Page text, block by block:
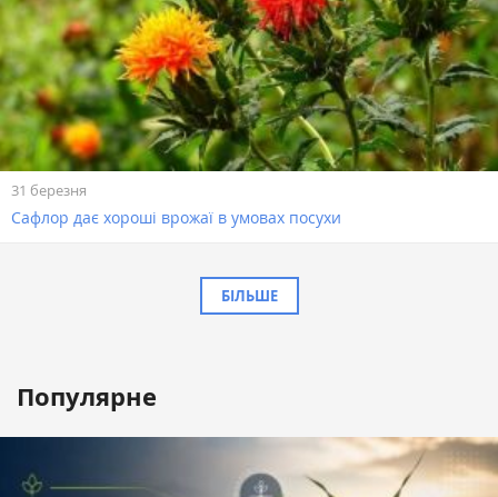
31 березня
Сафлор дає хороші врожаї в умовах посухи
БІЛЬШЕ
Популярне